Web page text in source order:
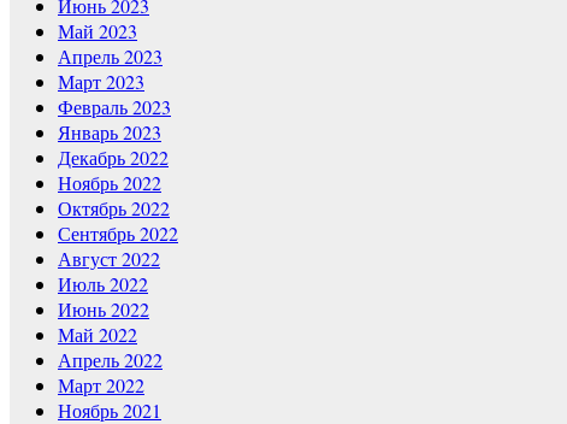
Июнь 2023
Май 2023
Апрель 2023
Март 2023
Февраль 2023
Январь 2023
Декабрь 2022
Ноябрь 2022
Октябрь 2022
Сентябрь 2022
Август 2022
Июль 2022
Июнь 2022
Май 2022
Апрель 2022
Март 2022
Ноябрь 2021